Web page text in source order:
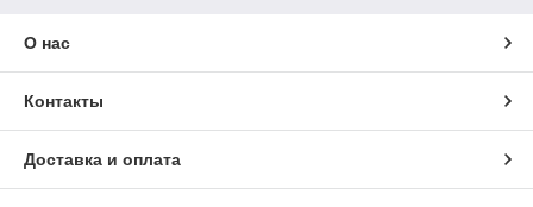
О нас
Контакты
Доставка и оплата